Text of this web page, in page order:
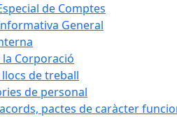
de Comptes
General
la Corporació
llocs de treball
de personal
pactes de caràcter